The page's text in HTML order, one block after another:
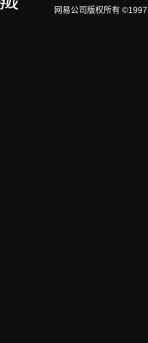
网易公司版权所有